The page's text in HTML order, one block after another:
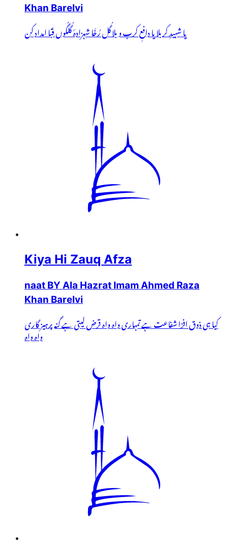
Khan Barelvi
یا شہیدِ کربلا یا دافعِ کرب و بلا گُل رُخَا شہزادۂ گُلگُوں قَبا امداد کن
Kiya Hi Zauq Afza
naat BY Ala Hazrat Imam Ahmed Raza
Khan Barelvi
کیا ہی ذوق افزا شفاعت ہے تمہاری واہ واہ قرض لیتی ہے گنہ پرہیز گاری
واہ واہ